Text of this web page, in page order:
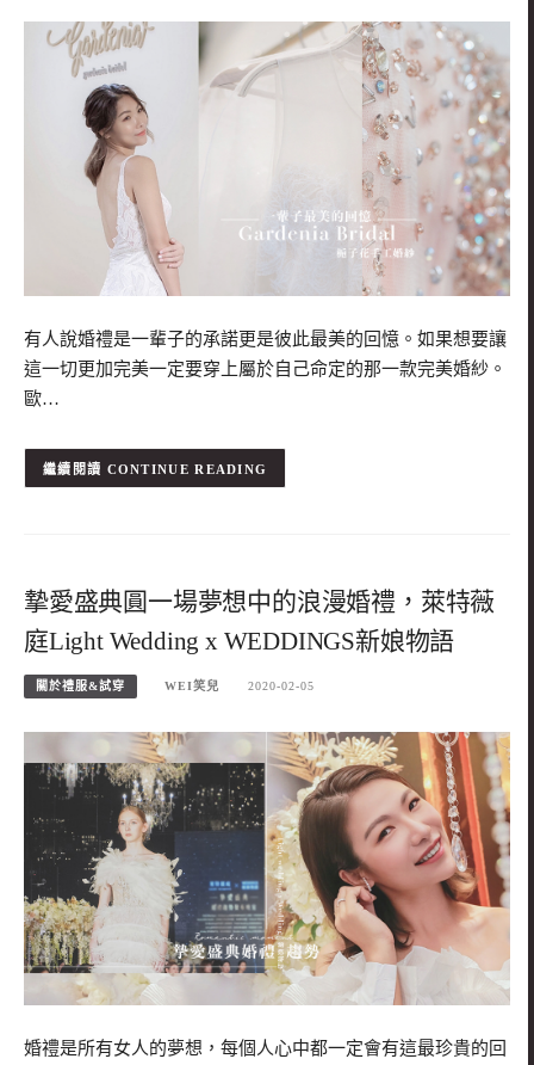
有人說婚禮是一輩子的承諾更是彼此最美的回憶。如果想要讓
這一切更加完美一定要穿上屬於自己命定的那一款完美婚紗。
歐…
CONTINUE READING
摯愛盛典圓一場夢想中的浪漫婚禮，萊特薇
庭Light Wedding x WEDDINGS新娘物語
關於禮服&試穿 WEI笑兒 2020-02-05
婚禮是所有女人的夢想，每個人心中都一定會有這最珍貴的回